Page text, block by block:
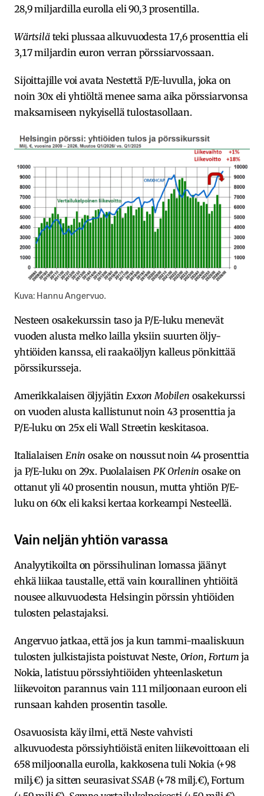
28,9 miljardilla eurolla eli 90,3 prosentilla.
Wärtsiläteki plussaa alkuvuodesta 17,6 prosenttia eli
3,17 miljardin euron verran pörssiarvossaan.
Sijoittajille voi avata Nestettä P/E-luvulla, joka on
noin 30x eli yhtiöltä menee sama aika pörssiarvonsa
maksamiseen nykyisellä tulostasollaan.
Kuva: Hannu Angervuo.
Nesteen osakekurssin taso ja P/E-luku menevät
vuoden alusta melko lailla yksiin suurten öljy-
yhtiöiden kanssa, eli raakaöljyn kalleus pönkittää
pörssikursseja.
Amerikkalaisen öljyjätin Exxon Mobilen osakekurssi
on vuoden alusta kallistunut noin 43 prosenttia ja
P/E-luku on 25x eli Wall Streetin keskitasoa.
Italialaisen Enin osake on noussut noin 44 prosenttia
ja P/E-luku on 29x. Puolalaisen PK Orlenin osake on
ottanut yli 40 prosentin nousun, mutta yhtiön P/E-
luku on 60x eli kaksi kertaa korkeampi Nesteellä.
Vain neljän yhtiön varassa
Analyytikoilta on pörssihulinan lomassa jäänyt
ehkä liikaa taustalle, että vain kourallinen yhtiöitä
nousee alkuvuodesta Helsingin pörssin yhtiöiden
tulosten pelastajaksi.
Angervuo jatkaa, että jos ja kun tammi-maaliskuun
tulosten julkistajista poistuvat Neste, Orion, Fortum ja
Nokia, latistuu pörssiyhtiöiden yhteenlasketun
liikevoiton parannus vain 111 miljoonaan euroon eli
runsaan kahden prosentin tasolle.
Osavuosista käy ilmi, että Neste vahvisti
alkuvuodesta pörssiyhtiöistä eniten liikevoittoaan eli
658 miljoonalla eurolla, kakkosena tuli Nokia (+98
milj.€) ja sitten seurasivatSSAB(+78 milj.€), Fortum